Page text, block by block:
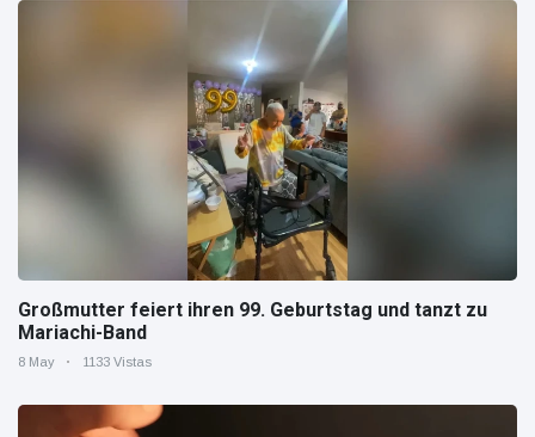
Großmutter feiert ihren 99. Geburtstag und tanzt zu
Mariachi-Band
8 May 1133 Vistas